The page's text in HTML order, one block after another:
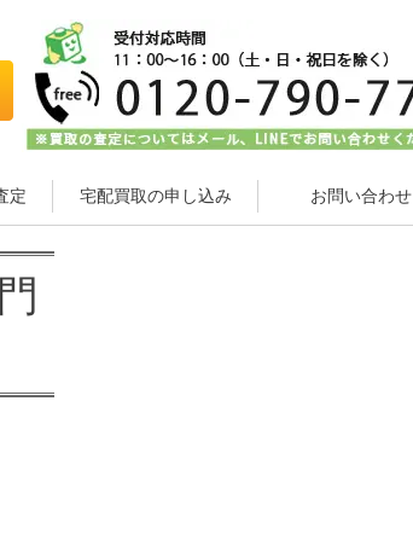
定 宅配買取の申し込み お問い合わせ